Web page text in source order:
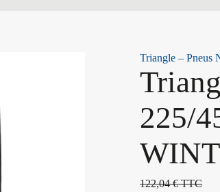
Triangle –
225/
122,04€TTC